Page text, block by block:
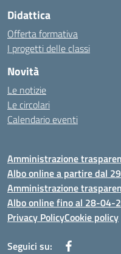
Didattica
Offerta formativa
I progetti delle classi
Novità
Le notizie
Le circolari
Calendario eventi
Amministrazione
Albo online a partire dal
Amministrazione
Albo online fino al 28-04-
Privacy PolicyCookie policy
Seguici su: